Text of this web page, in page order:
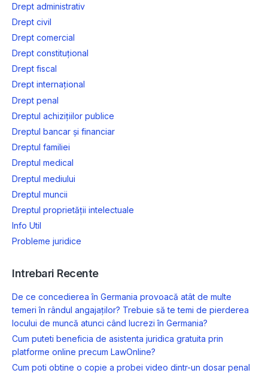
Drept administrativ
Drept civil
Drept comercial
Drept constituțional
Drept fiscal
Drept internațional
Drept penal
Dreptul achizițiilor publice
Dreptul bancar și financiar
Dreptul familiei
Dreptul medical
Dreptul mediului
Dreptul muncii
Dreptul proprietății intelectuale
Info Util
Probleme juridice
Intrebari Recente
De ce concedierea în Germania provoacă atât de multe
temeri în rândul angajaților? Trebuie să te temi de pierderea
locului de muncă atunci când lucrezi în Germania?
Cum puteti beneficia de asistenta juridica gratuita prin
platforme online precum LawOnline?
Cum poti obtine o copie a probei video dintr-un dosar penal